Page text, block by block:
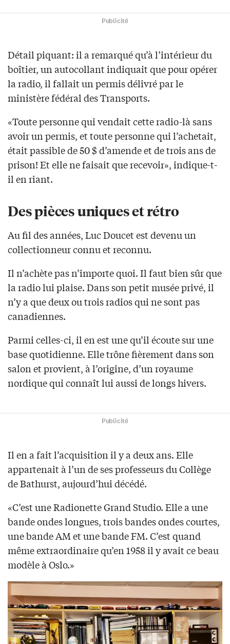
Publicité
Détail piquant: il a remarqué qu’à l’intérieur du
boîtier, un autocollant indiquait que pour opérer
la radio, il fallait un permis délivré par le
ministère fédéral des Transports.
«Toute personne qui vendait cette radio-là sans
avoir un permis, et toute personne qui l’achetait,
était passible de 50 $ d’amende et de trois ans de
prison! Et elle ne faisait que recevoir», indique-t-
il en riant.
Des pièces uniques et rétro
Au fil des années, Luc Doucet est devenu un
collectionneur connu et reconnu.
Il n’achète pas n’importe quoi. Il faut bien sûr que
la radio lui plaise. Dans son petit musée privé, il
n’y a que deux ou trois radios qui ne sont pas
canadiennes.
Parmi celles-ci, il en est une qu’il écoute sur une
base quotidienne. Elle trône fièrement dans son
salon et provient, à l’origine, d’un royaume
nordique qui connaît lui aussi de longs hivers.
Publicité
Il en a fait l’acquisition il y a deux ans. Elle
appartenait à l’un de ses professeurs du Collège
de Bathurst, aujourd’hui décédé.
«C’est une Radionette Grand Studio. Elle a une
bande ondes longues, trois bandes ondes courtes,
une bande AM et une bande FM. C’est quand
même extraordinaire qu’en 1958 il y avait ce beau
modèle à Oslo.»